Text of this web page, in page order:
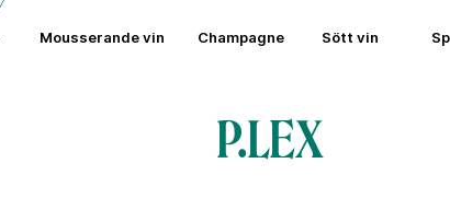
Mousserande vin Champagne Sött vin
P.LEX